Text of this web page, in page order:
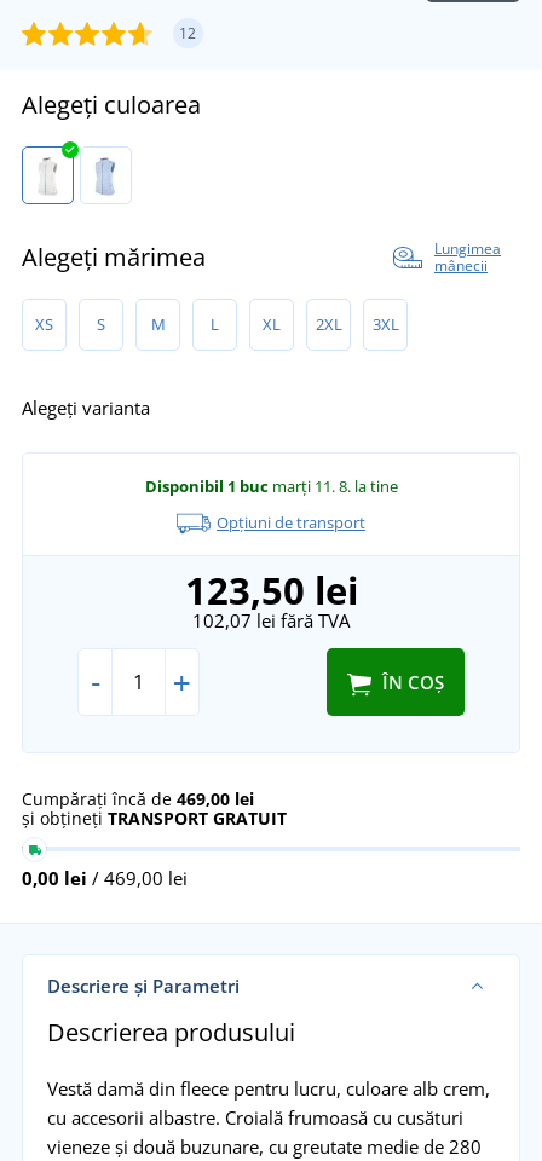
12
Alegeți culoarea
Alegeți mărimea
Lungimea
mânecii
XS S M L XL 2XL 3XL
Alegeți varianta
Disponibil 1 buc marți 11. 8. la tine
Opțiuni de transport
123,50 lei
102,07 lei fără TVA
- + ÎN COȘ
Cumpărați încă de 469,00 lei
și obțineți TRANSPORT GRATUIT
0,00 lei / 469,00 lei
Descriere și Parametri
Descrierea produsului
Vestă damă din fleece pentru lucru, culoare alb crem,
cu accesorii albastre. Croială frumoasă cu cusături
vieneze și două buzunare, cu greutate medie de 280